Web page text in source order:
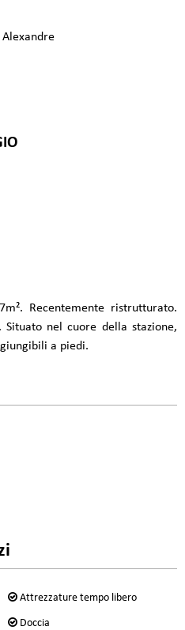
Alexandre
Recentemente ristrutturato.
nel cuore della stazione,
a piedi.
Attrezzature tempo libero
Doccia